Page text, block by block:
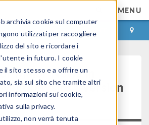
archivia cookie sul computer
utilizzati per raccogliere
del sito e ricordare i
in futuro. I cookie
il sito stesso e a offrire un
sia sul sito che tramite altri
informazioni sui cookie,
sulla privacy.
non verrà tenuta
MENU
ACCEDI CONTACT
Major News in
®Version